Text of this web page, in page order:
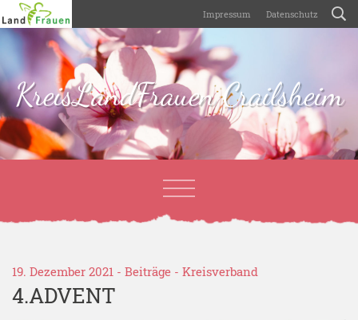
Impressum Datenschutz
KreisLandFrauen Crailsheim
19. Dezember 2021 - Beiträge - Kreisverband
4.ADVENT